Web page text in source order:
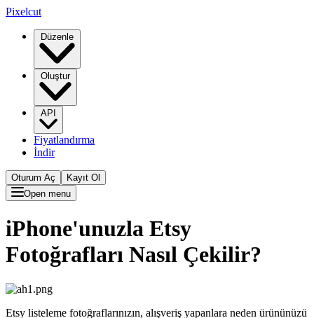
Pixelcut
Düzenle
Oluştur
API
Fiyatlandırma
İndir
Oturum Aç
Kayıt Ol
Open menu
iPhone'unuzla Etsy
Fotoğrafları Nasıl Çekilir?
Etsy listeleme fotoğraflarınızın, alışveriş yapanlara neden ürününüzü